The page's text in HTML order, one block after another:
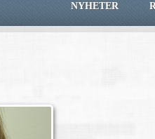
NYHETER